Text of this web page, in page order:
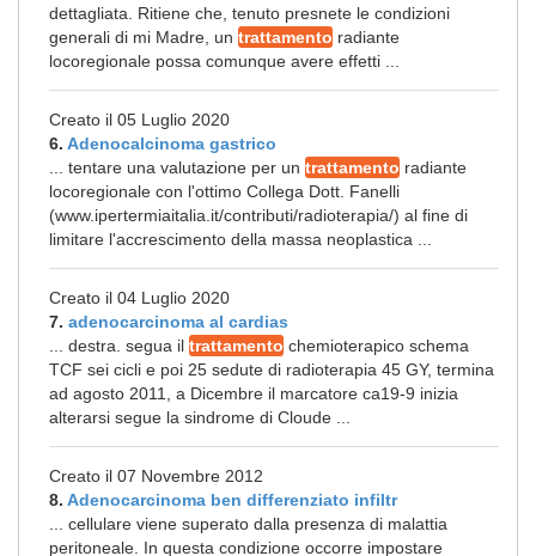
dettagliata. Ritiene che, tenuto presnete le condizioni
generali di mi Madre, un trattamento radiante
locoregionale possa comunque avere effetti ...
Creato il 05 Luglio 2020
6. Adenocalcinoma gastrico
... tentare una valutazione per un trattamento radiante
locoregionale con l'ottimo Collega Dott. Fanelli
(www.ipertermiaitalia.it/contributi/radioterapia/) al fine di
limitare l'accrescimento della massa neoplastica ...
Creato il 04 Luglio 2020
7. adenocarcinoma al cardias
... destra. segua il trattamento chemioterapico schema
TCF sei cicli e poi 25 sedute di radioterapia 45 GY, termina
ad agosto 2011, a Dicembre il marcatore ca19-9 inizia
alterarsi segue la sindrome di Cloude ...
Creato il 07 Novembre 2012
8. Adenocarcinoma ben differenziato infiltr
... cellulare viene superato dalla presenza di malattia
peritoneale. In questa condizione occorre impostare